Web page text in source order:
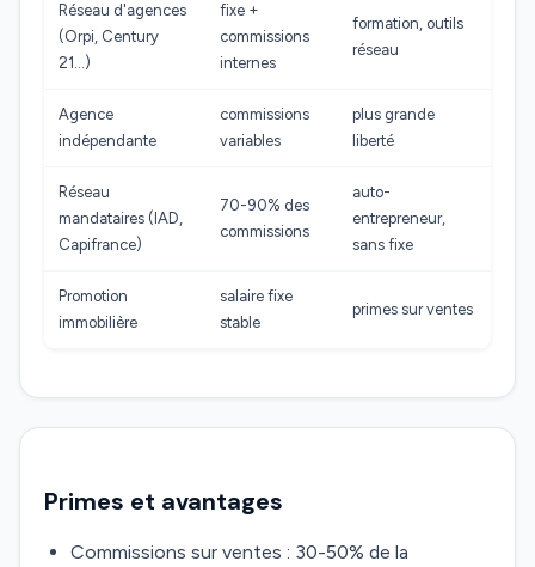
Réseau d'agences
(Orpi, Century
21…)
fixe +
commissions
internes
formation, outils
réseau
Agence
indépendante
commissions
variables
plus grande
liberté
Réseau
mandataires (IAD,
Capifrance)
70-90% des
commissions
auto-
entrepreneur,
sans fixe
Promotion
immobilière
salaire fixe
stable
primes sur ventes
Primes et avantages
Commissions sur ventes : 30-50% de la